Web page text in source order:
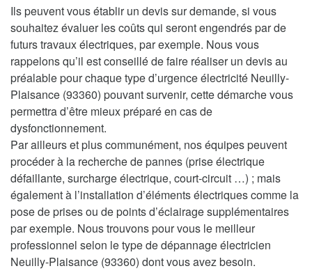
Ils peuvent vous établir un devis sur demande, si vous
souhaitez évaluer les coûts qui seront engendrés par de
futurs travaux électriques, par exemple. Nous vous
rappelons qu’il est conseillé de faire réaliser un devis au
préalable pour chaque type d’urgence électricité Neuilly-
Plaisance (93360) pouvant survenir, cette démarche vous
permettra d’être mieux préparé en cas de
dysfonctionnement.
Par ailleurs et plus communément, nos équipes peuvent
procéder à la recherche de pannes (prise électrique
défaillante, surcharge électrique, court-circuit …) ; mais
également à l’installation d’éléments électriques comme la
pose de prises ou de points d’éclairage supplémentaires
par exemple. Nous trouvons pour vous le meilleur
professionnel selon le type de dépannage électricien
Neuilly-Plaisance (93360) dont vous avez besoin.